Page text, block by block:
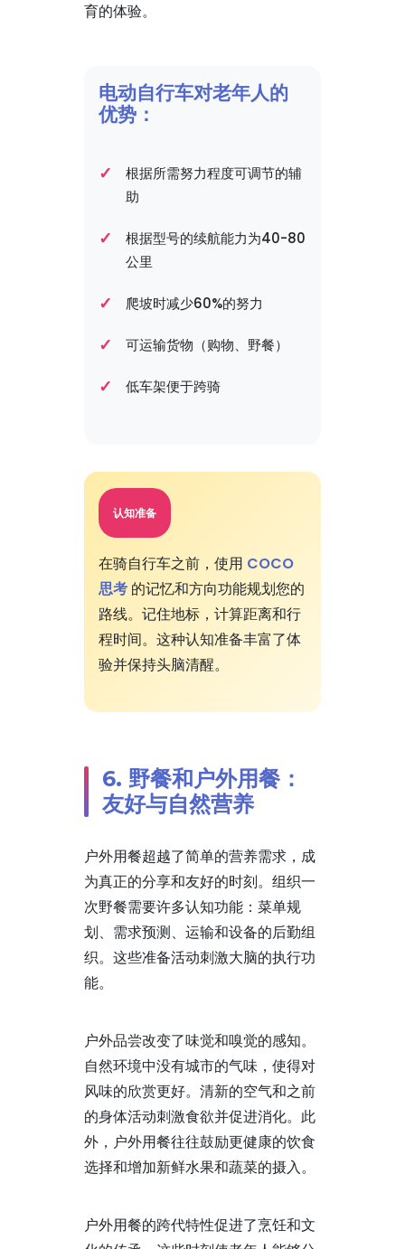
育的体验。
电动自行车对老年人的
优势：
根据所需努力程度可调节的辅
助
根据型号的续航能力为40-80
公里
爬坡时减少60%的努力
可运输货物（购物、野餐）
低车架便于跨骑
认知准备
在骑自行车之前，使用 COCO
思考的记忆和方向功能规划您的
路线。记住地标，计算距离和行
程时间。这种认知准备丰富了体
验并保持头脑清醒。
6. 野餐和户外用餐：
友好与自然营养
户外用餐超越了简单的营养需求，成
为真正的分享和友好的时刻。组织一
次野餐需要许多认知功能：菜单规
划、需求预测、运输和设备的后勤组
织。这些准备活动刺激大脑的执行功
能。
户外品尝改变了味觉和嗅觉的感知。
自然环境中没有城市的气味，使得对
风味的欣赏更好。清新的空气和之前
的身体活动刺激食欲并促进消化。此
外，户外用餐往往鼓励更健康的饮食
选择和增加新鲜水果和蔬菜的摄入。
户外用餐的跨代特性促进了烹饪和文